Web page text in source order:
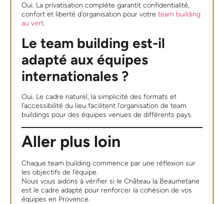
Oui. La privatisation complète garantit confidentialité,
confort et liberté d’organisation pour votreteam building
au vert.
Le team building est-il
adapté aux équipes
internationales ?
Oui. Le cadre naturel, la simplicité des formats et
l’accessibilité du lieu facilitent l’organisation de team
buildings pour des équipes venues de différents pays.
Aller plus loin
Chaque team building commence par une réflexion sur
les objectifs de l’équipe.
Nous vous aidons à vérifier si le Château la Beaumetane
est le cadre adapté pour renforcer la cohésion de vos
équipes en Provence.